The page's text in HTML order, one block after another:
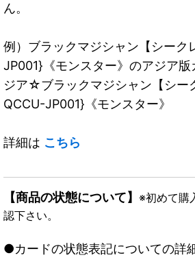
ん。
例）ブラックマジシャン【シーク
JP001}《モンスター》のアジア
ジア☆ブラックマジシャン【シー
QCCU-JP001}《モンスター》
詳細は こちら
【商品の状態について】 ※初めて購
認下さい。
●カードの状態表記についての詳